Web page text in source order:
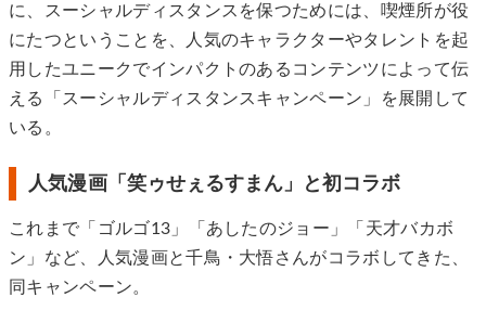
に、スーシャルディスタンスを保つためには、喫煙所が役
にたつということを、人気のキャラクターやタレントを起
用したユニークでインパクトのあるコンテンツによって伝
える「スーシャルディスタンスキャンペーン」を展開して
いる。
人気漫画「笑ゥせぇるすまん」と初コラボ
これまで「ゴルゴ13」「あしたのジョー」「天才バカボ
ン」など、人気漫画と千鳥・大悟さんがコラボしてきた、
同キャンペーン。